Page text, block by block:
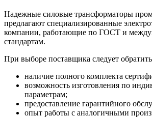
Надежные силовые трансформаторы
предлагают специализированные
компании, работающие по ГОСТ и
стандартам.
При выборе поставщика следует
наличие полного комплекта
возможность изготовления по
параметрам;
предоставление гарантийного
опыт работы с аналогичными